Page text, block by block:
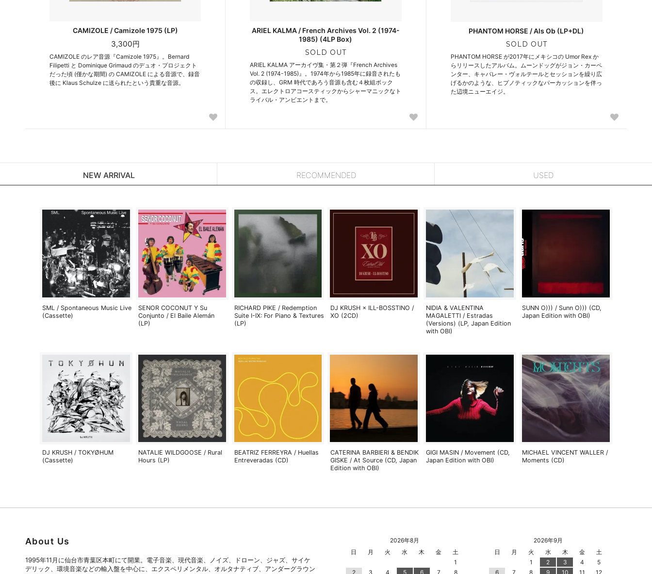
CAMIZOLE / Camizole 1975 (LP)
3,300円
CAMIZOLE のレア音源『Camizole 1975』。Bernard
Filipetti と Dominique Grimaud のデュオ・プロジェクト
だった頃 (僅かな期間) の CAMIZOLE による音源で、録音
後に Klaus Schulze に送られたという貴重な音源。
ARIEL KALMA / French Archives Vol. 2 (1974-
1985) (4LP Box)
SOLD OUT
ARIEL KALMA アーカイヴ集・第２弾『French Archives
Vol. 2 (1974-1985)』。1974年から1985年に録音されたも
の収録し、GRM 時代であろう音源も含む４枚組ボック
ス。エレクトロアコースティックからシャーマニックなト
ライバル・アンビエントまで。
PHANTOM HORSE / Als Ob (LP+DL)
SOLD OUT
PHANTOM HORSE が2017年にメキシコの Umor Rex か
らリリースしたアルバム。ムーンドッグがジョン・カーペ
ンター、キャバレー・ヴォルテールとセッションを繰り広
げるかのような、ヒプノティックなパーカッションを伴っ
た辺境ニューエイジ。
NEW ARRIVAL RECOMMENDED USED
SML / Spontaneous Music Live
(Cassette)
SENOR COCONUT Y Su
Conjunto / El Baile Alemán
(LP)
RICHARD PIKE / Redemption
Suite I-IX: For Piano & Textures
(LP)
DJ KRUSH × ILL-BOSSTINO /
XO (2CD)
NIDIA & VALENTINA
MAGALETTI / Estradas
(Versions) (LP, Japan Edition
with OBI)
SUNN O))) / Sunn O))) (CD,
Japan Edition with OBI)
DJ KRUSH / TOKYØHUM
(Cassette)
NATALIE WILDGOOSE / Rural
Hours (LP)
BEATRIZ FERREYRA / Huellas
Entreveradas (CD)
CATERINA BARBIERI & BENDIK
GISKE / At Source (CD, Japan
Edition with OBI)
GIGI MASIN / Movement (CD,
Japan Edition with OBI)
MICHAEL VINCENT WALLER /
Moments (CD)
About Us
1995年11月に仙台市青葉区本町にて開業。電子音楽、現代音楽、ノイズ、ドローン、ジャズ、サイケ
デリック、環境音楽などの輸入盤を中心に、エクスペリメンタル、オルタナティブ、アンダーグラウン
2026年8月
日
月 火 水 木 金
土
1
2
3 4 5 6 7 8
2026年9月
日
月 火 水 木 金
土
1
2 3 4
5
6
7 8 9 10 11 12